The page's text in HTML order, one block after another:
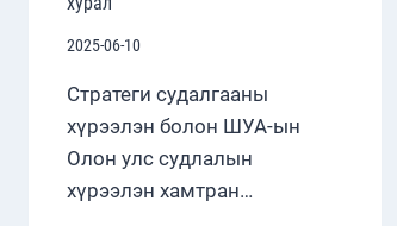
2025-06-10
Стратеги судалгааны
хүрээлэн болон ШУА-ын
Олон улс судлалын
хүрээлэн хамтран…